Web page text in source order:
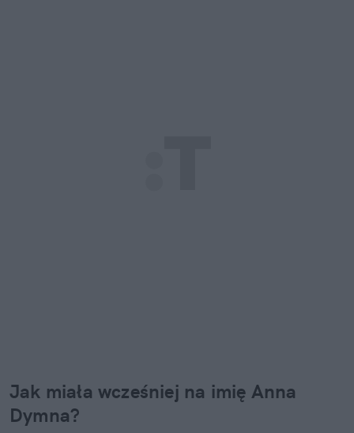
Jak miała wcześniej na imię Anna
Dymna?